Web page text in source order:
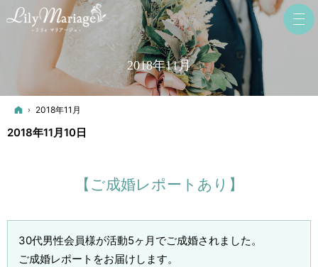
2018年11月
ホーム
2018年11月
2018年11月10日
【ご成婚レポートあり】
30代男性会員様が活動5ヶ月でご成婚されました。
ご成婚レポートをお届けします。